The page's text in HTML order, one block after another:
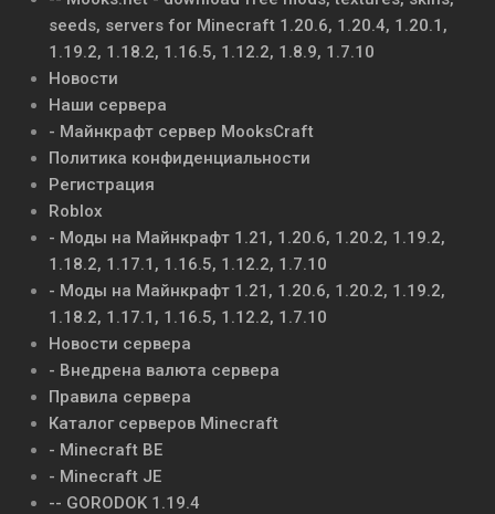
seeds, servers for Minecraft 1.20.6, 1.20.4, 1.20.1,
1.19.2, 1.18.2, 1.16.5, 1.12.2, 1.8.9, 1.7.10
Новости
Наши сервера
- Майнкрафт сервер MooksCraft
Политика конфиденциальности
Регистрация
Roblox
- Моды на Майнкрафт 1.21, 1.20.6, 1.20.2, 1.19.2,
1.18.2, 1.17.1, 1.16.5, 1.12.2, 1.7.10
- Моды на Майнкрафт 1.21, 1.20.6, 1.20.2, 1.19.2,
1.18.2, 1.17.1, 1.16.5, 1.12.2, 1.7.10
Новости сервера
- Внедрена валюта сервера
Правила сервера
Каталог серверов Minecraft
- Minecraft BE
- Minecraft JE
-- GORODOK 1.19.4